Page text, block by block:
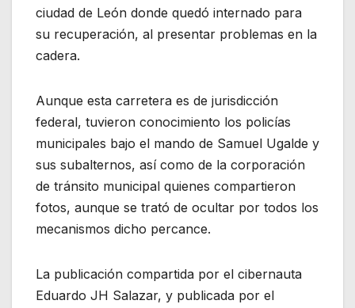
ciudad de León donde quedó internado para
su recuperación, al presentar problemas en la
cadera.
Aunque esta carretera es de jurisdicción
federal, tuvieron conocimiento los policías
municipales bajo el mando de Samuel Ugalde y
sus subalternos, así como de la corporación
de tránsito municipal quienes compartieron
fotos, aunque se trató de ocultar por todos los
mecanismos dicho percance.
La publicación compartida por el cibernauta
Eduardo JH Salazar, y publicada por el